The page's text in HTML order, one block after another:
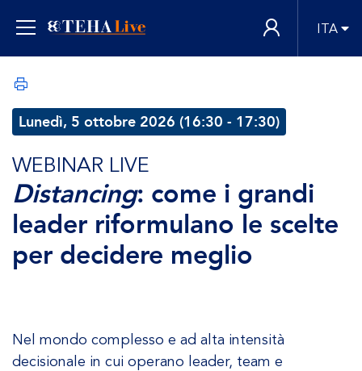
ITA
Lunedì, 5 ottobre 2026 (16:30 - 17:30)
WEBINAR LIVE
Distancing: come i grandi
leader riformulano le scelte
per decidere meglio
Nel mondo complesso e ad alta intensità
decisionale in cui operano leader, team e